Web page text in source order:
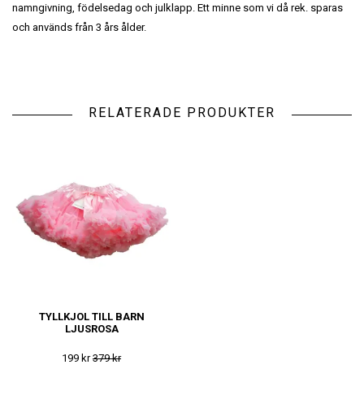
namngivning, födelsedag och julklapp. Ett minne som vi då rek. sparas
och används från 3 års ålder.
RELATERADE PRODUKTER
TYLLKJOL TILL BARN
LJUSROSA
199 kr379 kr